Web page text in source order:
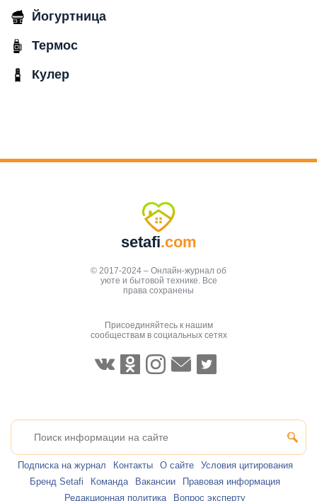
Йогуртница
Термос
Кулер
setafi.com
© 2017-2024 – Онлайн-журнал об
уюте и бытовой технике. Все
права сохранены
Присоединяйтесь к нашим
сообществам в социальных сетях
Подписка на журнал Контакты О сайте
Условия цитирования
Бренд Setafi
Команда Вакансии
Правовая информация
Редакционная политика
Вопрос эксперту